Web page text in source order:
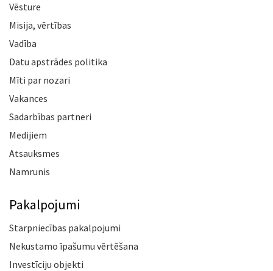
Vēsture
Misija, vērtības
Vadība
Datu apstrādes politika
Mīti par nozari
Vakances
Sadarbības partneri
Medijiem
Atsauksmes
Namrunis
Pakalpojumi
Starpniecības pakalpojumi
Nekustamo īpašumu vērtēšana
Investīciju objekti